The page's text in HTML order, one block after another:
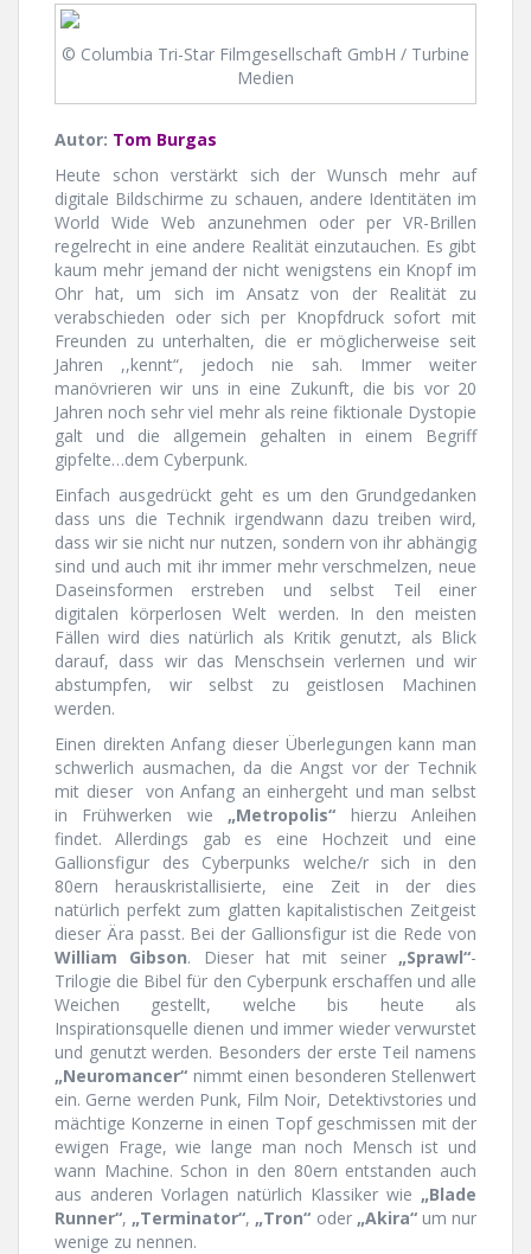
© Columbia Tri-Star Filmgesellschaft GmbH / Turbine
Medien
Autor: Tom Burgas
Heute schon verstärkt sich der Wunsch mehr auf
digitale Bildschirme zu schauen, andere Identitäten im
World Wide Web anzunehmen oder per VR-Brillen
regelrecht in eine andere Realität einzutauchen. Es gibt
kaum mehr jemand der nicht wenigstens ein Knopf im
Ohr hat, um sich im Ansatz von der Realität zu
verabschieden oder sich per Knopfdruck sofort mit
Freunden zu unterhalten, die er möglicherweise seit
Jahren ,,kennt“, jedoch nie sah. Immer weiter
manövrieren wir uns in eine Zukunft, die bis vor 20
Jahren noch sehr viel mehr als reine fiktionale Dystopie
galt und die allgemein gehalten in einem Begriff
gipfelte…dem Cyberpunk.
Einfach ausgedrückt geht es um den Grundgedanken
dass uns die Technik irgendwann dazu treiben wird,
dass wir sie nicht nur nutzen, sondern von ihr abhängig
sind und auch mit ihr immer mehr verschmelzen, neue
Daseinsformen erstreben und selbst Teil einer
digitalen körperlosen Welt werden. In den meisten
Fällen wird dies natürlich als Kritik genutzt, als Blick
darauf, dass wir das Menschsein verlernen und wir
abstumpfen, wir selbst zu geistlosen Machinen
werden.
Einen direkten Anfang dieser Überlegungen kann man
schwerlich ausmachen, da die Angst vor der Technik
mit dieser von Anfang an einhergeht und man selbst
in Frühwerken wie „Metropolis“ hierzu Anleihen
findet. Allerdings gab es eine Hochzeit und eine
Gallionsfigur des Cyberpunks welche/r sich in den
80ern herauskristallisierte, eine Zeit in der dies
natürlich perfekt zum glatten kapitalistischen Zeitgeist
dieser Ära passt. Bei der Gallionsfigur ist die Rede von
William Gibson. Dieser hat mit seiner „Sprawl“-
Trilogie die Bibel für den Cyberpunk erschaffen und alle
Weichen gestellt, welche bis heute als
Inspirationsquelle dienen und immer wieder verwurstet
und genutzt werden. Besonders der erste Teil namens
„Neuromancer“ nimmt einen besonderen Stellenwert
ein. Gerne werden Punk, Film Noir, Detektivstories und
mächtige Konzerne in einen Topf geschmissen mit der
ewigen Frage, wie lange man noch Mensch ist und
wann Machine. Schon in den 80ern entstanden auch
aus anderen Vorlagen natürlich Klassiker wie „Blade
Runner“, „Terminator“, „Tron“ oder „Akira“um nur
wenige zu nennen.